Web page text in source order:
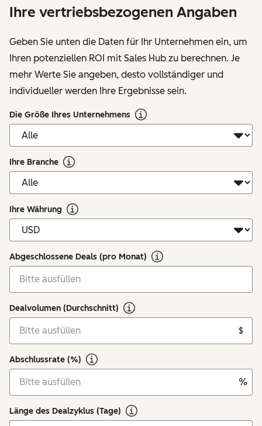
Ihre vertriebsbezogenen Angaben
Geben Sie unten die Daten für Ihr Unternehmen ein, um
Ihren potenziellen ROI mit Sales Hub zu berechnen. Je
mehr Werte Sie angeben, desto vollständiger und
individueller werden Ihre Ergebnisse sein.
Die Größe Ihres Unternehmens
Ihre Branche
Ihre Währung
Abgeschlossene Deals (pro Monat)
Dealvolumen (Durchschnitt)
$
Abschlussrate (%)
%
Länge des Dealzyklus (Tage)